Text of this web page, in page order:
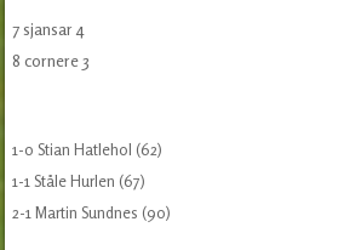
7 sjansar 4
8 cornere 3
1-0 Stian Hatlehol (62)
1-1 Ståle Hurlen (67)
2-1 Martin Sundnes (90)